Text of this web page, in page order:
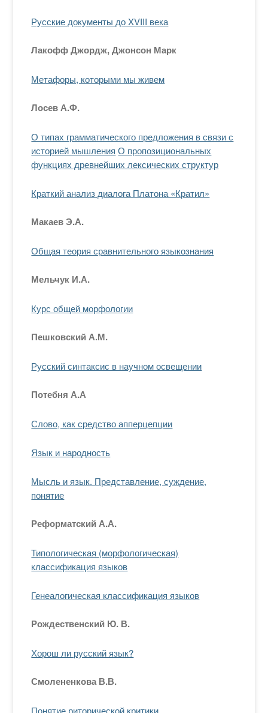
Русские документы до XVIII века
Лакофф Джордж, Джонсон Марк
Метафоры, которыми мы живем
Лосев А.Ф.
О типах грамматического предложения в связи с
историей мышления О пропозициональных
функциях древнейших лексических структур
Краткий анализ диалога Платона «Кратил»
Макаев Э.А.
Общая теория сравнительного языкознания
Мельчук И.А.
Курс общей морфологии
Пешковский А.М.
Русский синтаксис в научном освещении
Потебня А.А
Слово, как средство апперцепции
Язык и народность
Мысль и язык. Представление, суждение,
понятие
Реформатский А.А.
Типологическая (морфологическая)
классификация языков
Генеалогическая классификация языков
Рождественский Ю. В.
Хорош ли русский язык?
Смолененкова В.В.
Понятие риторической критики